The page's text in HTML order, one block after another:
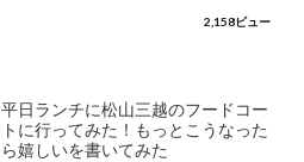
2,158ビュー
平日ランチに松山三越のフードコー
トに行ってみた！もっとこうなった
ら嬉しいを書いてみた